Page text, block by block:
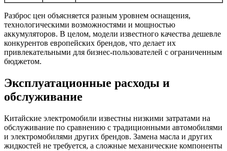
Разброс цен объясняется разным уровнем оснащения,
технологическими возможностями и мощностью
аккумуляторов. В целом, модели известного качества дешевле
конкурентов европейских брендов, что делает их
привлекательными для бизнес-пользователей с ограниченным
бюджетом.
Эксплуатационные расходы и
обслуживание
Китайские электромобили известны низкими затратами на
обслуживание по сравнению с традиционными автомобилями
и электромобилями других брендов. Замена масла и других
жидкостей не требуется, а сложные механические компоненты